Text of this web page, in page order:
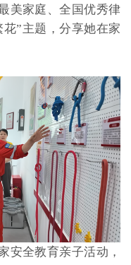
美家庭、全国优秀律
”主题，分享她在家
全教育亲子活动，